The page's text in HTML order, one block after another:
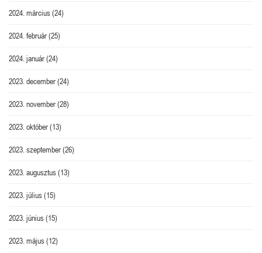
2024. március(24)
2024. február(25)
2024. január(24)
2023. december(24)
2023. november(28)
2023. október(13)
2023. szeptember(26)
2023. augusztus(13)
2023. július(15)
2023. június(15)
2023. május(12)